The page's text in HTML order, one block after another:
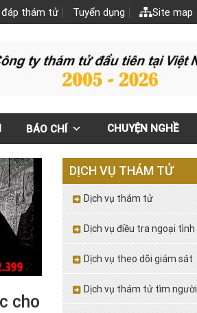
đáp thám tử Tuyển dụng Site map
BÁO CHÍ CHUYỆN NGHỀ
cho
DỊCH VỤ THÁM TỬ
Dịch vụ thám tử
Dịch vụ điều tra ngoại tình
Dịch vụ theo dõi giám sát
Dịch vụ thám tử tìm người